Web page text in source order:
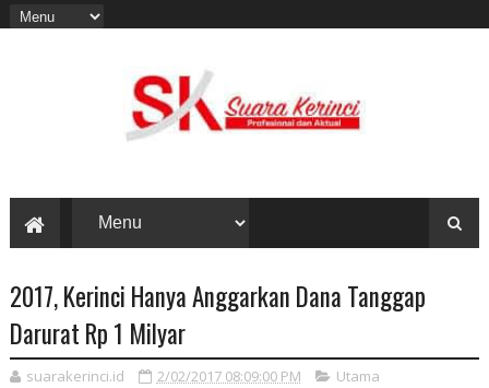
2017, Kerinci Hanya Anggarkan Dana Tanggap
Darurat Rp 1 Milyar
suarakerinci.id 2/02/2017 08:09:00 PM Utama